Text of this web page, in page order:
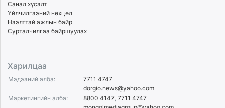
Санал хүсэлт
Үйлчилгээний нөхцөл
Нээлттэй ажлын байр
Сурталчилгаа байршуулах
Харилцаа
Мэдээний алба:
7711 4747
dorgio.news@yahoo.com
Маркетингийн алба:
8800 4147, 7711 4747